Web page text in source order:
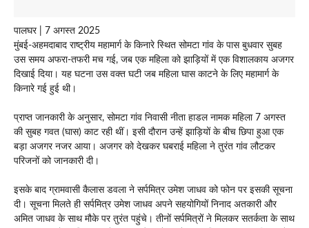
पालघर | 7 अगस्त 2025
मुंबई-अहमदाबाद राष्ट्रीय महामार्ग के किनारे स्थित सोमटा गांव के पास बुधवार सुबह
उस समय अफरा-तफरी मच गई, जब एक महिला को झाड़ियों में एक विशालकाय अजगर
दिखाई दिया। यह घटना उस वक्त घटी जब महिला घास काटने के लिए महामार्ग के
किनारे गई हुई थी।
प्राप्त जानकारी के अनुसार, सोमटा गांव निवासी नीता हाडल नामक महिला 7 अगस्त
की सुबह गवत (घास) काट रही थीं। इसी दौरान उन्हें झाड़ियों के बीच छिपा हुआ एक
बड़ा अजगर नजर आया। अजगर को देखकर घबराई महिला ने तुरंत गांव लौटकर
परिजनों को जानकारी दी।
इसके बाद ग्रामवासी कैलास डवला ने सर्पमित्र उमेश जाधव को फोन पर इसकी सूचना
दी। सूचना मिलते ही सर्पमित्र उमेश जाधव अपने सहयोगियों निनाद अतकारी और
अमित जाधव के साथ मौके पर तुरंत पहुंचे। तीनों सर्पमित्रों ने मिलकर सतर्कता के साथ